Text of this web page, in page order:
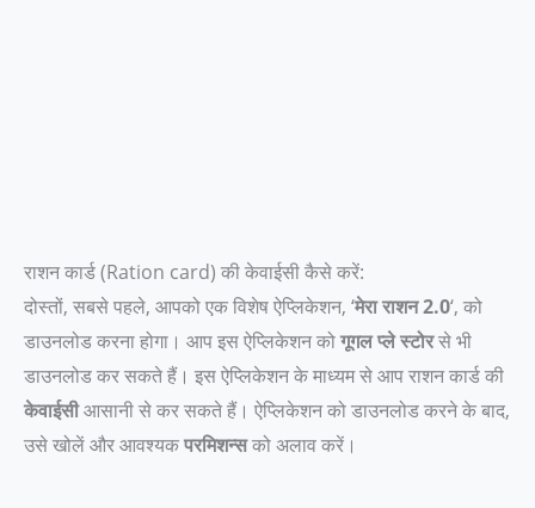
राशन कार्ड (Ration card) की केवाईसी कैसे करें:
दोस्तों, सबसे पहले, आपको एक विशेष ऐप्लिकेशन, ‘मेरा राशन 2.0‘, को
डाउनलोड करना होगा। आप इस ऐप्लिकेशन कोगूगल प्ले स्टोरसे भी
डाउनलोड कर सकते हैं। इस ऐप्लिकेशन के माध्यम से आप राशन कार्ड की
केवाईसीआसानी से कर सकते हैं। ऐप्लिकेशन को डाउनलोड करने के बाद,
उसे खोलें और आवश्यकपरमिशन्सको अलाव करें।